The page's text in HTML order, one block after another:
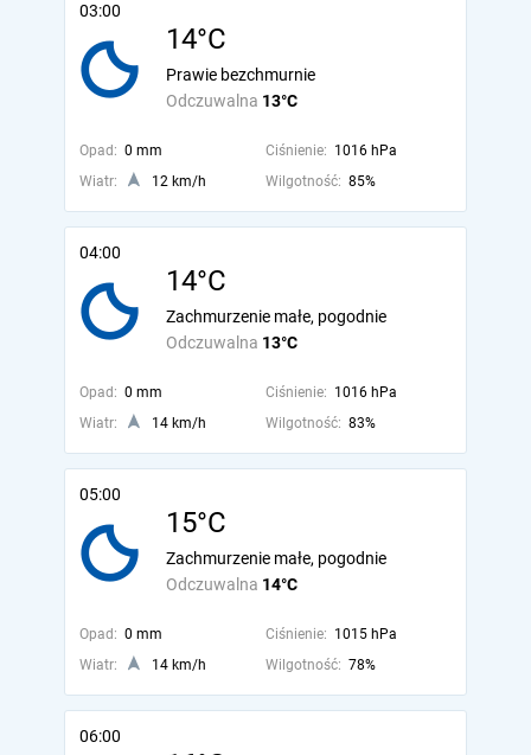
03:00
14°C
Odczuwalna 13°C
Prawie bezchmurnie
Opad: 0 mm Ciśnienie: 1016 hPa
Wiatr:
12 km/h Wilgotność: 85%
04:00
14°C
Odczuwalna 13°C
Zachmurzenie małe, pogodnie
Opad: 0 mm Ciśnienie: 1016 hPa
Wiatr:
14 km/h Wilgotność: 83%
05:00
15°C
Odczuwalna 14°C
Zachmurzenie małe, pogodnie
Opad: 0 mm Ciśnienie: 1015 hPa
Wiatr:
14 km/h Wilgotność: 78%
06:00